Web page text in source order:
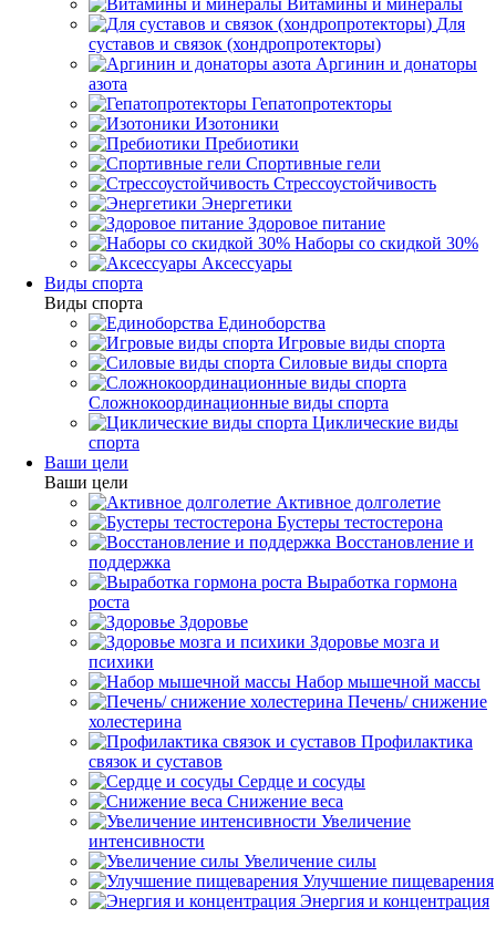
Витамины и минералы
Для
суставов и связок (хондропротекторы)
Аргинин и донаторы
азота
Гепатопротекторы
Изотоники
Пребиотики
Спортивные гели
Стрессоустойчивость
Энергетики
Здоровое питание
Наборы со скидкой 30%
Аксессуары
Виды спорта
Виды спорта
Единоборства
Игровые виды спорта
Силовые виды спорта
Сложнокоординационные виды спорта
Циклические виды
спорта
Ваши цели
Ваши цели
Активное долголетие
Бустеры тестостерона
Восстановление и
поддержка
Выработка гормона
роста
Здоровье
Здоровье мозга и
психики
Набор мышечной массы
Печень/ снижение
холестерина
Профилактика
связок и суставов
Сердце и сосуды
Снижение веса
Увеличение
интенсивности
Увеличение силы
Улучшение пищеварения
Энергия и концентрация